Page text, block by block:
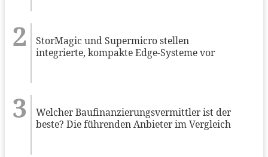
StorMagic und Supermicro stellen
integrierte, kompakte Edge-Systeme vor
Welcher Baufinanzierungsvermittler ist der
beste? Die führenden Anbieter im Vergleich